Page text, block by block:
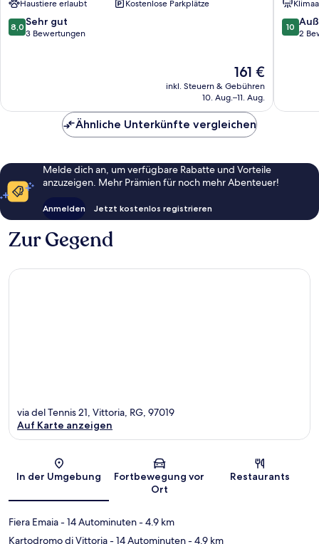
Haustiere erlaubt
Kostenlose Parkplätze
8.0
von
8,0 Sehr gut
3 Bewertungen
Der
Preis
beträgt
161 €
inkl. Steuern & Gebühren
10. Aug.–11. Aug.
10.0
von
10
2
Ähnliche Unterkünfte vergleichen
Melde dich an, um verfügbare Rabatte und Vorteile
anzuzeigen. Mehr Prämien für noch mehr Abenteuer!
Anmelden Jetzt kostenlos registrieren
Zur Gegend
Karte
via del Tennis 21, Vittoria, RG, 97019
Auf Karte anzeigen
In der Umgebung
Fortbewegung vor
Ort
Restaurants
Fiera Emaia- 14 Autominuten- 4.9 km
Kartodromo di Vittoria- 14 Autominuten- 4.9 km